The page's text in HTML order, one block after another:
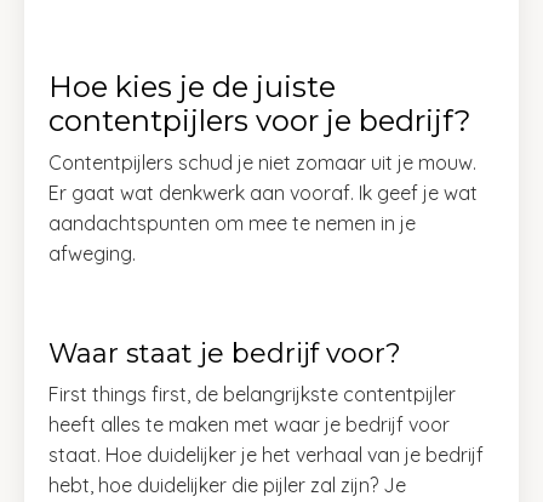
Hoe kies je de juiste
contentpijlers voor je bedrijf?
Contentpijlers schud je niet zomaar uit je mouw.
Er gaat wat denkwerk aan vooraf. Ik geef je wat
aandachtspunten om mee te nemen in je
afweging.
Waar staat je bedrijf voor?
First things first, de belangrijkste contentpijler
heeft alles te maken met waar je bedrijf voor
staat. Hoe duidelijker je het verhaal van je bedrijf
hebt, hoe duidelijker die pijler zal zijn? Je